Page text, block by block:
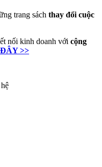
trang sách thay đổi cuộc
nối kinh doanh với cộng
>>